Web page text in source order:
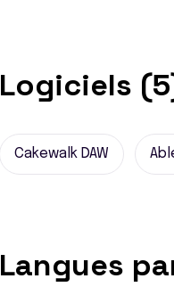
Logiciels
Cakewalk DAW
Langues